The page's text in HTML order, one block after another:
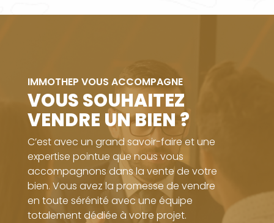
IMMOTHEP VOUS ACCOMPAGNE
VOUS SOUHAITEZ
VENDRE UN BIEN ?
C’est avec un grand savoir-faire et une
expertise pointue que nous vous
accompagnons dans la vente de votre
bien. Vous avez la promesse de vendre
en toute sérénité avec une équipe
totalement dédiée à votre projet.